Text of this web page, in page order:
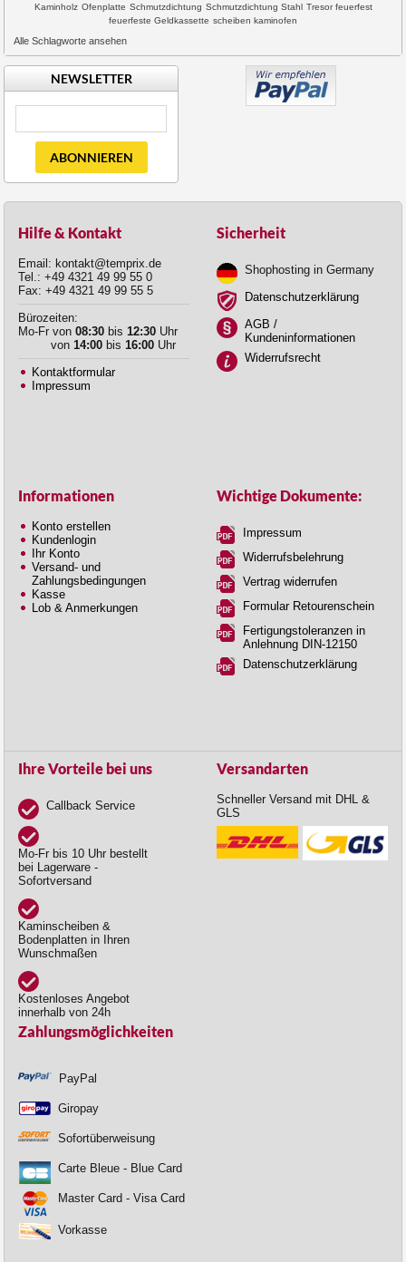
Kaminholz Ofenplatte Schmutzdichtung Schmutzdichtung Stahl Tresor feuerfest
feuerfeste Geldkassette scheiben kaminofen
Alle Schlagworte ansehen
NEWSLETTER
ABONNIEREN
Hilfe & Kontakt
Email: kontakt@temprix.de
Tel.: +49 4321 49 99 55 0
Fax: +49 4321 49 99 55 5
Bürozeiten:
Mo-Fr von 08:30 bis 12:30 Uhr
von 14:00 bis 16:00 Uhr
Kontaktformular
Impressum
Sicherheit
Shophosting in Germany
Datenschutzerklärung
AGB /
Kundeninformationen
Widerrufsrecht
Informationen
Konto erstellen
Kundenlogin
Ihr Konto
Versand- und
Zahlungsbedingungen
Kasse
Lob & Anmerkungen
Wichtige Dokumente:
Impressum
Widerrufsbelehrung
Vertrag widerrufen
Formular Retourenschein
Fertigungstoleranzen in
Anlehnung DIN-12150
Datenschutzerklärung
Ihre Vorteile bei uns
Callback Service
Mo-Fr bis 10 Uhr bestellt
bei Lagerware -
Sofortversand
Kaminscheiben &
Bodenplatten in Ihren
Wunschmaßen
Kostenloses Angebot
innerhalb von 24h
Versandarten
Schneller Versand mit DHL &
GLS
Zahlungsmöglichkeiten
PayPal
Giropay
Sofortüberweisung
Carte Bleue - Blue Card
Master Card - Visa Card
Vorkasse